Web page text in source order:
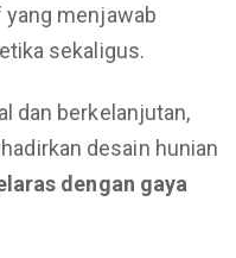
menjawab
sekaligus.
dan berkelanjutan,
desain hunian
dengan gaya